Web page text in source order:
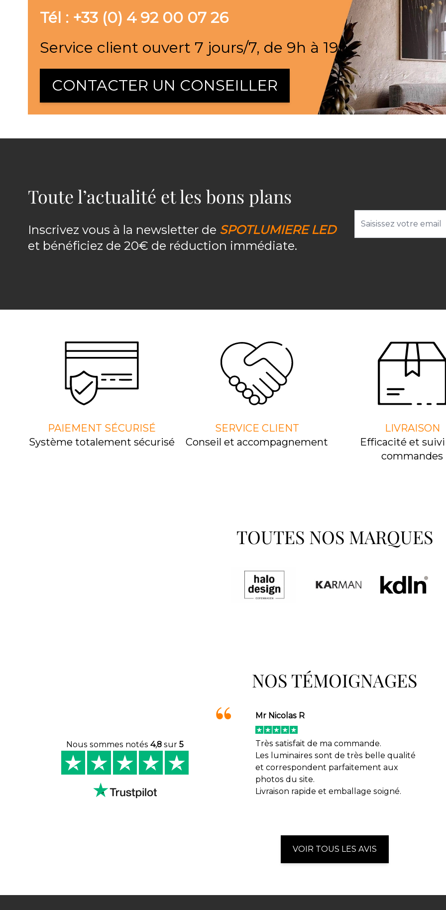
Tél : +33 (0) 4 92 00 07 26
Service client ouvert 7 jours/7, de 9h à 19h
CONTACTER UN CONSEILLER
Toute l’actualité et les bons plans
Inscrivez vous à la newsletter de SPOTLUMIERE LED
et bénéficiez de 20€ de réduction immédiate.
PAIEMENT SÉCURISÉ
Système totalement sécurisé
SERVICE CLIENT
Conseil et accompagnement
LIVRAISON
Efﬁcacité et
commandes
TOUTES NOS MARQUES
NOS TÉMOIGNAGES
Nous sommes notés 4,8sur 5
Mr Nicolas R
Très satisfait de ma commande.
Les luminaires sont de très belle qualité
et correspondent parfaitement aux
photos du site.
Livraison rapide et emballage soigné.
VOIR TOUS LES AVIS